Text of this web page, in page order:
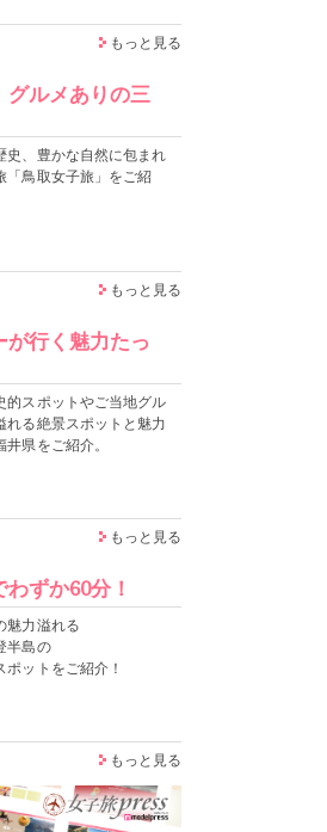
もっと見る
グルメありの三
史、豊かな自然に包まれ
「鳥取女子旅」をご紹
もっと見る
が行く魅力たっ
的スポットやご当地グル
れる絶景スポットと魅力
井県をご紹介。
もっと見る
ずか60分！
魅力溢れる
半島の
ポットをご紹介！
もっと見る